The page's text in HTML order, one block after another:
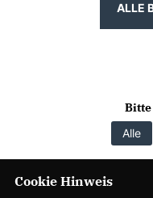
ALLE
Bitte
Alle
Cookie Hinweis